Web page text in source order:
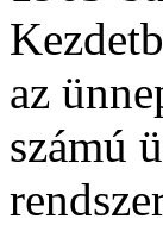
az
számú